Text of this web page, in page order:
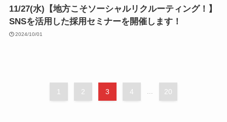
11/27(水)【地方こそソーシャルリクルーティング！】
SNSを活用した採用セミナーを開催します！
2024/10/01
1 2 3 4 20